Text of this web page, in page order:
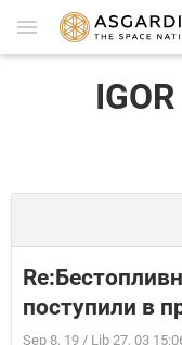
поступили в
Sep 8, 19 / Lib 27, 03